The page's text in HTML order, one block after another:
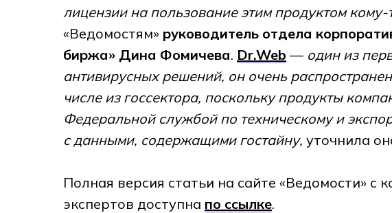
лицензии на пользование этим продуктом
«Ведомостям» руководитель отдела
биржа» Дина Фомичева. Dr.Web — один из
антивирусных решений, он очень
числе из госсектора, поскольку продукты
Федеральной службой по техническому и
с данными, содержащими гостайну, уточнила
Полная версия статьи на сайте «Ведомости» с
экспертов доступна по ссылке.